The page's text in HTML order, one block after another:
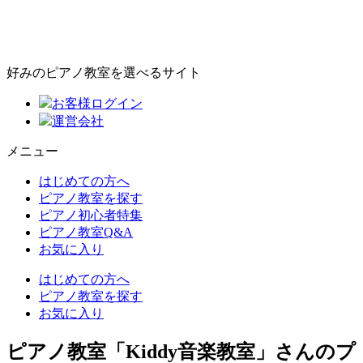
好みのピアノ教室を選べるサイト
お客様ログイン
運営会社
メニュー
はじめての方へ
ピアノ教室を探す
ピアノ初心者特集
ピアノ教室Q&A
お気に入り
はじめての方へ
ピアノ教室を探す
お気に入り
ピアノ教室「Kiddy音楽教室」さんのプ